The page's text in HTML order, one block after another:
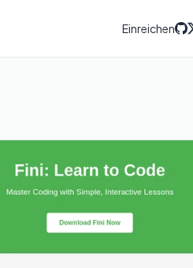
Einreichen